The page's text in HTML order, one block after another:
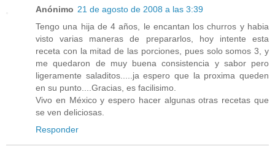
Anónimo 21 de agosto de 2008 a las 3:39
Tengo una hija de 4 años, le encantan los churros y habia
visto varias maneras de prepararlos, hoy intente esta
receta con la mitad de las porciones, pues solo somos 3, y
me quedaron de muy buena consistencia y sabor pero
ligeramente saladitos.....ja espero que la proxima queden
en su punto....Gracias, es facilisimo.
Vivo en México y espero hacer algunas otras recetas que
se ven deliciosas.
Responder